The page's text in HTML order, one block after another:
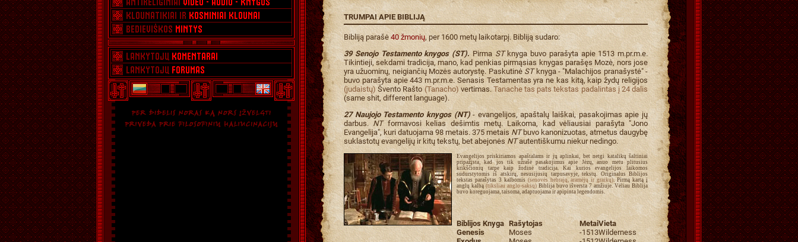
TRUMPAI APIE BIBLIJĄ
Bibliją parašė40 žmonių, per 1600 metų laikotarpį. Bibliją sudaro:
39 Senojo Testamento knygos (ST).Pirma ST knyga buvo parašyta apie 1513 m.pr.m.e.
Tikintieji, sekdami tradicija, mano, kad penkias pirmąsias knygas parašęs Mozė, nors jose
yra užuominų, neigiančių Mozės autorystę. Paskutinė STknyga - "Malachijos pranašystė" -
buvo parašyta apie 443 m.pr.m.e. Senasis Testamentas yra ne kas kitą, kaip žydų religijos
(judaistų)Švento Rašto (Tanacho) vertimas.Tanache tas pats tekstas padalintas į 24 dalis
(same shit, different language).
27 Naujojo Testamento knygos (NT)- evangelijos, apaštalų laiškai, pasakojimas apie jų
darbus. NTformavosi kelias dešimtis metų. Laikoma, kad vėliausiai parašyta "Jono
Evangelija", kuri datuojama 98 metais. 375 metaisNTbuvo kanonizuotas, atmetus daugybę
suklastotų evangelijų ir kitų tekstų, bet abejonės NTautentiškumu niekur nedingo.
Evangelijos priskiriamos apaštalams ir jų aplinkai, bet netgi katalikų šaltiniai
pripažįsta, kad jos tik užrašė pasakojimus apie Jėzų, anuo metu plitusius
krikščionių tarpe kaip žodinė tradicija. Kai kurios evangelijos laikomos
sudurstytomis iš atskirų, nesusijusių tarpusavyje, tekstų. Originalus Biblijos
tekstas parašytas 3 kalbomis (senovės hebrajų, aramėjų ir graikų). Pirmą kartą į
anglų kalbą (tiksliau anglo-saksų)Biblija buvo išversta 7 amžiuje. Vėliau Biblija
buvo koreguojama, taisoma, adaptuojama ir apipinta legendomis.
Biblijos Knyga Rašytojas MetaiVieta
Genesis
Moses -1513Wilderness